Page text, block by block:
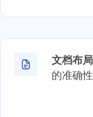
文档布
的准确